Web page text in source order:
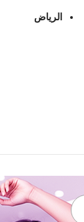
الرياض